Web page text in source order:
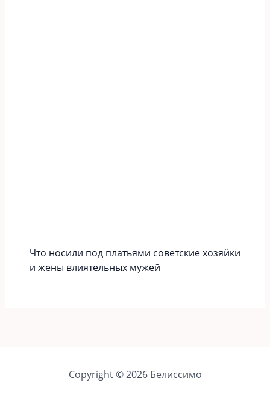
Что носили под платьями советские хозяйки
и жены влиятельных мужей
Copyright © 2026 Белиссимо